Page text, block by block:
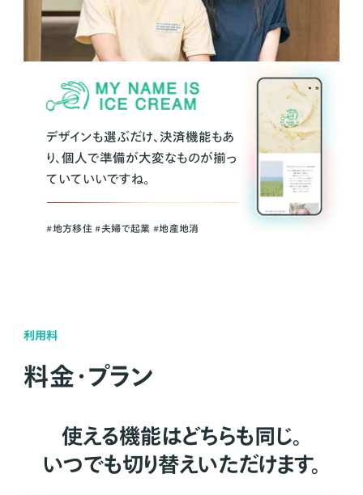
デザインも選ぶだけ、決済機能もあ
り、個人で準備が大変なものが揃っ
ていていいですね。
#地方移住 #夫婦で起業 #地産地消
利用料
料金・プラン
使える機能はどちらも同じ。
いつでも切り替えいただけます。